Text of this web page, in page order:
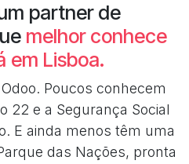
partner de
melhor conhece
Lisboa.
Poucos conhecem
22 e a Segurança Social
E ainda menos têm uma
das Nações, pronta